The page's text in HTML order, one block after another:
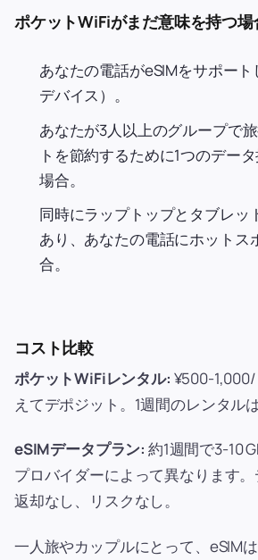
ポケットWiFiがまだ意味を持つ場
あなたの電話がeSIMをサポー
デバイス）。
あなたが3人以上のグループで
トを節約するために1つのデー
場合。
同時にラップトップとタブレッ
あり、あなたの電話にホットス
合。
コスト比較
ポケットWiFiレンタル: ¥500-
えてデポジット。1週間のレンタル
eSIMデータプラン: 約1週間で3-10
プロバイダーによって異なります。
返却なし、リスクなし。
一人旅やカップルにとって、eSIM